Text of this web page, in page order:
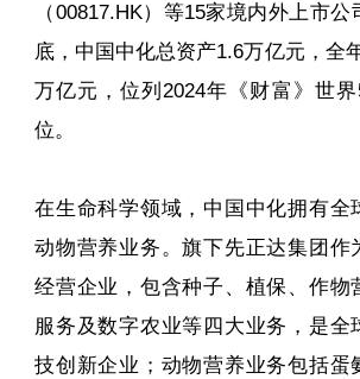
（00817.HK）等15家境内外上市
底，中国中化总资产1.6万亿元，全
万亿元，位列2024年《财富》世
位。
在生命科学领域，中国中化拥有全
动物营养业务。旗下先正达集团作
经营企业，包含种子、植保、作物
服务及数字农业等四大业务，是全
技创新企业；动物营养业务包括蛋